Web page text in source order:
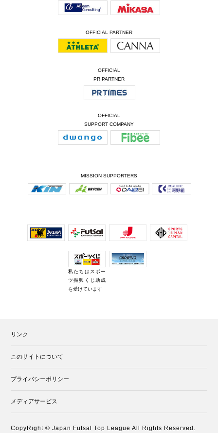
OFFICIAL PARTNER
OFFICIAL
PR PARTNER
OFFICIAL
SUPPORT COMPANY
MISSION SUPPORTERS
私たちはスポー
ツ振興くじ助成
を受けています
リンク
このサイトについて
プライバシーポリシー
メディアサービス
CopyRight © Japan Futsal Top League All Rights Reserved.